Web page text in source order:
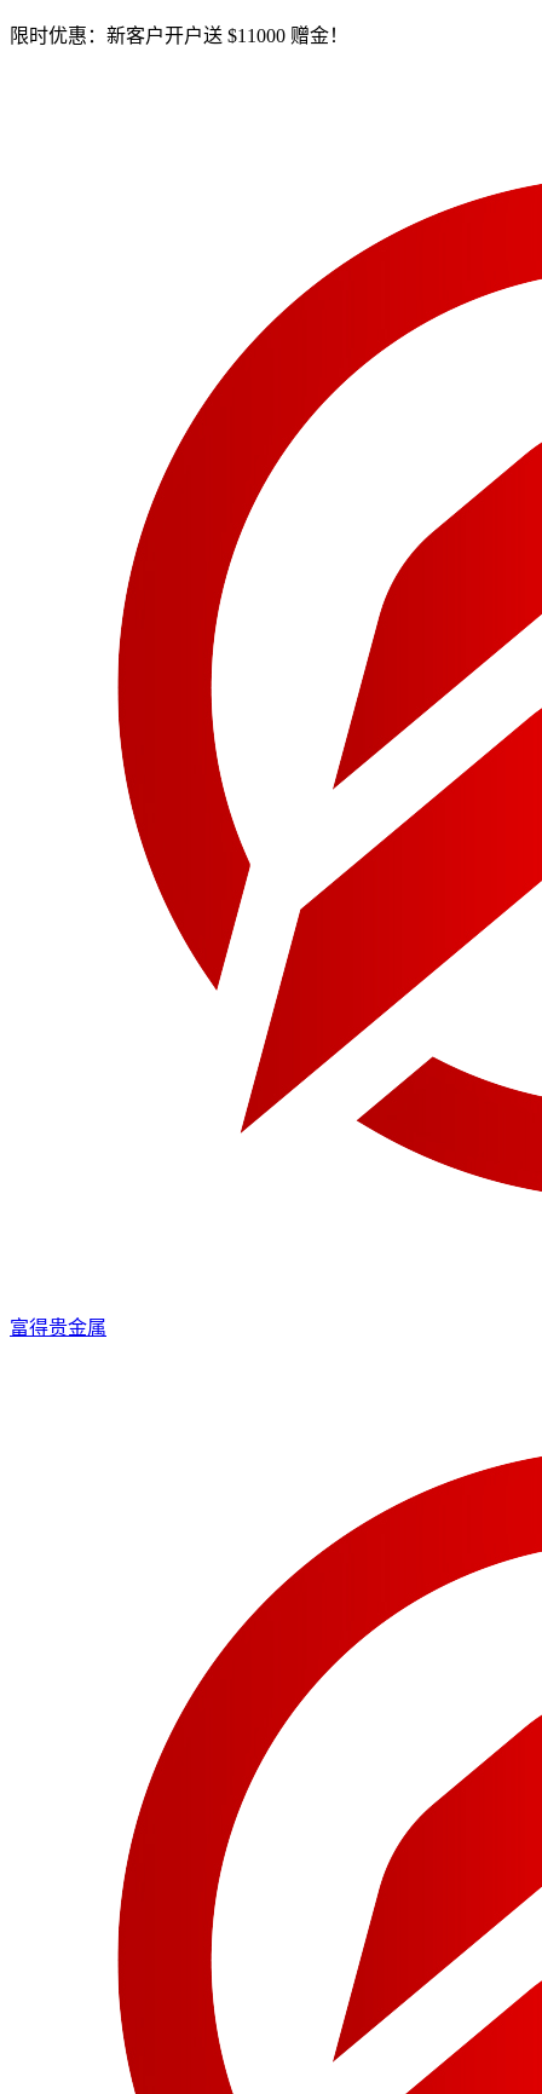
限时优惠：新客户开户送 $11000 赠金！
富得贵金属